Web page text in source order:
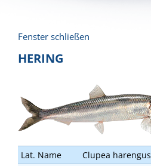
Fenster schließen
HERING
Lat. Name
Clupea harengus